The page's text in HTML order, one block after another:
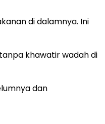
di dalamnya. Ini
khawatir wadah di
dan